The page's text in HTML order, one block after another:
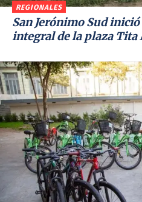
REGIONALES
San Jerónimo Sud
integral de la plaza Tita